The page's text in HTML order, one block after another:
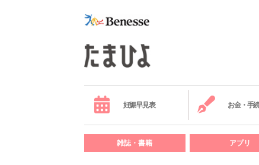
妊娠早見表 お金・手
雑誌・書籍 アプリ